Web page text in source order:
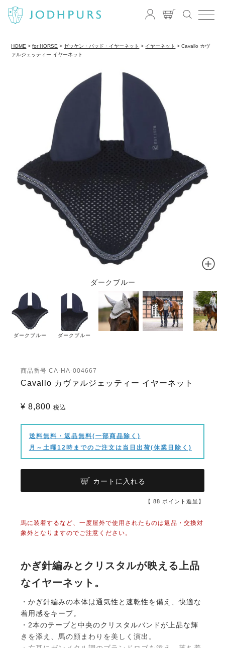
HOME for HORSE ゼッケン・パッド・イヤーネット イヤーネット
Cavallo カヴ
ァルジェッティー イヤーネット
ダークブルー
ダークブルー ダークブルー
商品番号 CA-HA-004667
Cavallo カヴァルジェッティー イヤーネット
¥ 8,800 税込
送料無料・返品無料(一部商品除く)
月～土曜12時までのご注文は当日出荷(休業日除く)
カートに入れる
【 88 ポイント進呈】
馬に装着するなど、一度屋外で使用されたものは返品・交換対
象外となりますのでご注意ください。
かぎ針編みとクリスタルが映える上品
なイヤーネット。
・かぎ針編みの本体は通気性と速乾性を備え、快適な
着用感をキープ。
・2本のテープと中央のクリスタルバンドが上品な輝
きを添え、馬の顔まわりを美しく演出。